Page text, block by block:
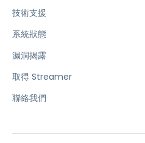
技術支援
系統狀態
漏洞揭露
取得 Streamer
聯絡我們